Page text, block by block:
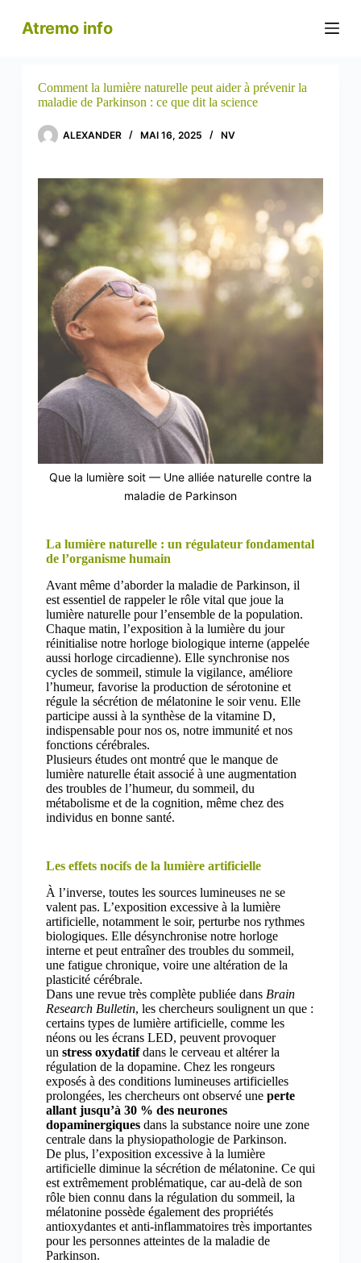
Atremo info
Comment la lumière naturelle peut aider à prévenir la
maladie de Parkinson : ce que dit la science
ALEXANDER MAI 16, 2025 NV
Que la lumière soit — Une alliée naturelle contre la
maladie de Parkinson
La lumière naturelle : un régulateur fondamental
de l’organisme humain
Avant même d’aborder la maladie de Parkinson, il
est essentiel de rappeler le rôle vital que joue la
lumière naturelle pour l’ensemble de la population.
Chaque matin, l’exposition à la lumière du jour
réinitialise notre horloge biologique interne (appelée
aussi horloge circadienne). Elle synchronise nos
cycles de sommeil, stimule la vigilance, améliore
l’humeur, favorise la production de sérotonine et
régule la sécrétion de mélatonine le soir venu. Elle
participe aussi à la synthèse de la vitamine D,
indispensable pour nos os, notre immunité et nos
fonctions cérébrales.
Plusieurs études ont montré que le manque de
lumière naturelle était associé à une augmentation
des troubles de l’humeur, du sommeil, du
métabolisme et de la cognition, même chez des
individus en bonne santé.
Les effets nocifs de la lumière artificielle
À l’inverse, toutes les sources lumineuses ne se
valent pas. L’exposition excessive à la lumière
artificielle, notamment le soir, perturbe nos rythmes
biologiques. Elle désynchronise notre horloge
interne et peut entraîner des troubles du sommeil,
une fatigue chronique, voire une altération de la
plasticité cérébrale.
Dans une revue très complète publiée dans Brain
Research Bulletin, les chercheurs soulignent un que :
certains types de lumière artificielle, comme les
néons ou les écrans LED, peuvent provoquer
un stress oxydatifdans le cerveau et altérer la
régulation de la dopamine. Chez les rongeurs
exposés à des conditions lumineuses artificielles
prolongées, les chercheurs ont observé une perte
allant jusqu’à 30 % des neurones
dopaminergiquesdans la substance noire une zone
centrale dans la physiopathologie de Parkinson.
De plus, l’exposition excessive à la lumière
artificielle diminue la sécrétion de mélatonine. Ce qui
est extrêmement problématique, car au-delà de son
rôle bien connu dans la régulation du sommeil, la
mélatonine possède également des propriétés
antioxydantes et anti-inflammatoires très importantes
pour les personnes atteintes de la maladie de
Parkinson.